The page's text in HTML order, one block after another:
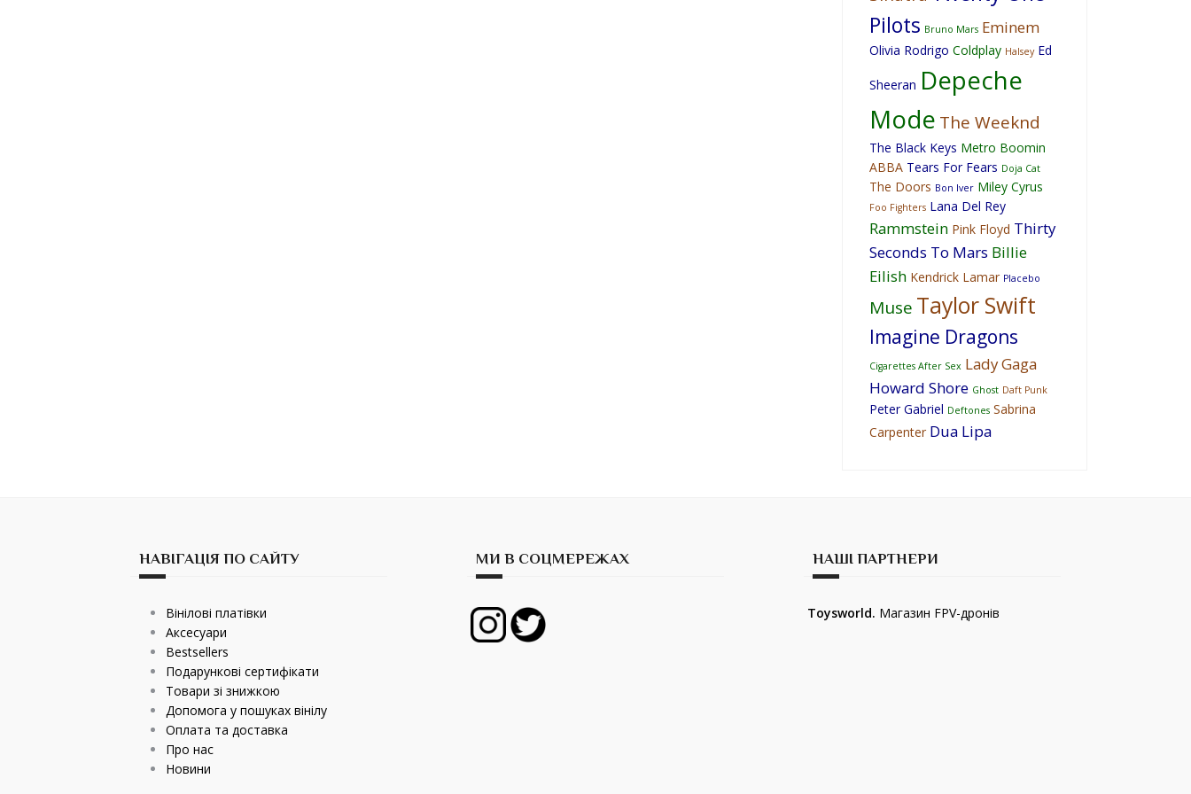
Pilots Bruno Mars Eminem
Olivia Rodrigo Coldplay Halsey Ed
Sheeran Depeche
Mode The Weeknd
The Black Keys Metro Boomin
ABBA Tears For Fears Doja Cat
The Doors Bon Iver Miley Cyrus
Foo Fighters Lana Del Rey
Rammstein Pink Floyd Thirty
Seconds To Mars Billie
Eilish Kendrick Lamar Placebo
Muse Taylor Swift
Imagine Dragons
Cigarettes After Sex Lady Gaga
Howard Shore Ghost Daft Punk
Peter Gabriel Deftones Sabrina
Carpenter Dua Lipa
НАВІГАЦІЯ ПО САЙТУ
Вінілові платівки
Аксесуари
Bestsellers
Подарункові сертифікати
Товари зі знижкою
Допомога у пошуках вінілу
Оплата та доставка
Про нас
Новини
МИ В СОЦМЕРЕЖАХ НАШІ ПАРТНЕРИ
Toysworld. Магазин FPV-дронів